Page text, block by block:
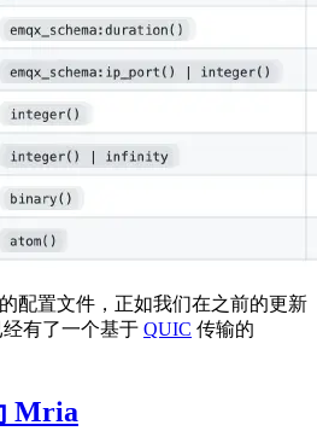
配置文件，正如我们在之前的更新
有了一个基于 QUIC 传输的
Mria